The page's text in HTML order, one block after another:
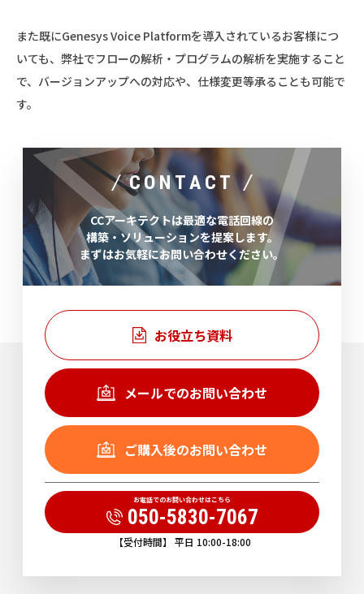
また既にGenesys Voice Platformを導入されているお客様につ
いても、弊社でフローの解析・プログラムの解析を実施すること
で、バージョンアップへの対応や、仕様変更等承ることも可能で
す。
CONTACT
CCアーキテクトは最適な電話回線の
構築・ソリューションを提案します。
まずはお気軽にお問い合わせください。
お役立ち資料
メールでのお問い合わせ
ご購入後のお問い合わせ
お電話でのお問い合わせはこちら
050-5830-7067
【受付時間】 平日 10:00-18:00